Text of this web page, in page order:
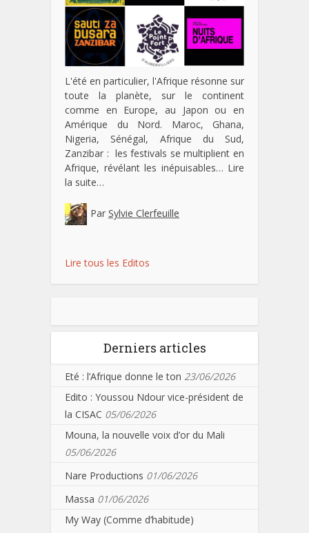
L'été en particulier, l'Afrique résonne sur
toute la planète, sur le continent
comme en Europe, au Japon ou en
Amérique du Nord. Maroc, Ghana,
Nigeria, Sénégal, Afrique du Sud,
Zanzibar : les festivals se multiplient en
Afrique, révélant les inépuisables… Lire
la suite…
Par Sylvie Clerfeuille
Lire tous les Editos
Derniers articles
Eté : l’Afrique donne le ton 23/06/2026
Edito : Youssou Ndour vice-président de
la CISAC 05/06/2026
Mouna, la nouvelle voix d’or du Mali
05/06/2026
Nare Productions 01/06/2026
Massa 01/06/2026
My Way (Comme d’habitude)